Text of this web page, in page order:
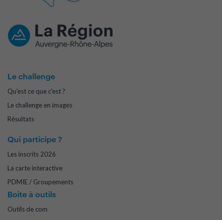
Le challenge
Qu'est ce que c'est ?
Le challenge en images
Résultats
Qui participe ?
Les inscrits 2026
La carte interactive
PDMIE / Groupements
Boite à outils
Outils de com